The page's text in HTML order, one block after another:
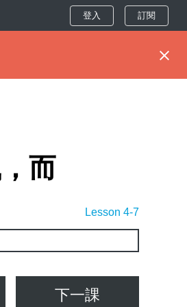
登入 訂閱
而
Lesson 4-7
下一課